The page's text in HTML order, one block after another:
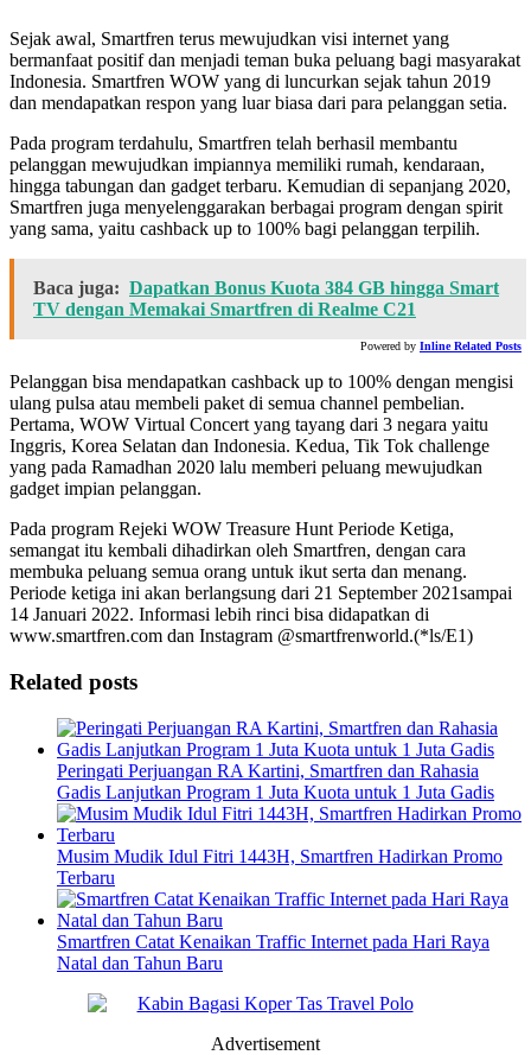
Sejak awal, Smartfren terus mewujudkan visi internet yang
bermanfaat positif dan menjadi teman buka peluang bagi masyarakat
Indonesia. Smartfren WOW yang di luncurkan sejak tahun 2019
dan mendapatkan respon yang luar biasa dari para pelanggan setia.
Pada program terdahulu, Smartfren telah berhasil membantu
pelanggan mewujudkan impiannya memiliki rumah, kendaraan,
hingga tabungan dan gadget terbaru. Kemudian di sepanjang 2020,
Smartfren juga menyelenggarakan berbagai program dengan spirit
yang sama, yaitu cashback up to 100% bagi pelanggan terpilih.
Baca juga: Dapatkan Bonus Kuota 384 GB hingga Smart
TV dengan Memakai Smartfren di Realme C21
Powered by Inline Related Posts
Pelanggan bisa mendapatkan cashback up to 100% dengan mengisi
ulang pulsa atau membeli paket di semua channel pembelian.
Pertama, WOW Virtual Concert yang tayang dari 3 negara yaitu
Inggris, Korea Selatan dan Indonesia. Kedua, Tik Tok challenge
yang pada Ramadhan 2020 lalu memberi peluang mewujudkan
gadget impian pelanggan.
Pada program Rejeki WOW Treasure Hunt Periode Ketiga,
semangat itu kembali dihadirkan oleh Smartfren, dengan cara
membuka peluang semua orang untuk ikut serta dan menang.
Periode ketiga ini akan berlangsung dari 21 September 2021sampai
14 Januari 2022. Informasi lebih rinci bisa didapatkan di
www.smartfren.com dan Instagram @smartfrenworld.(*ls/E1)
Related posts
Peringati Perjuangan RA Kartini, Smartfren dan Rahasia
Gadis Lanjutkan Program 1 Juta Kuota untuk 1 Juta Gadis
Musim Mudik Idul Fitri 1443H, Smartfren Hadirkan Promo
Terbaru
Smartfren Catat Kenaikan Traffic Internet pada Hari Raya
Natal dan Tahun Baru
Advertisement